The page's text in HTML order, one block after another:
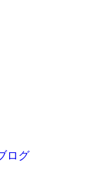
ログ